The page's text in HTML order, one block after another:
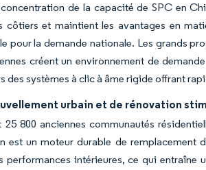
de la capacité de SPC en
côtiers et maintient les avantages en
pour la demande nationale. Les grands
créent un environnement de
des systèmes à clic à âme rigide offrant
urbain et de rénovation
800 anciennes communautés
est un moteur durable de remplacement
performances intérieures, ce qui entraîne